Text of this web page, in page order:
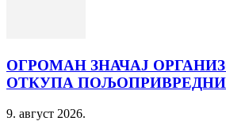
ОГРОМАН ЗНАЧАЈ
ОТКУПА
9. август 2026.